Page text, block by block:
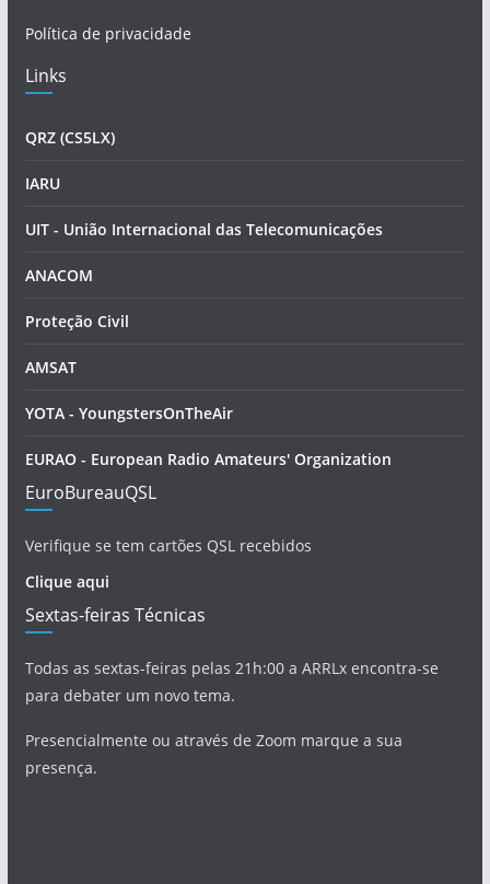
Política de privacidade
Links
QRZ (CS5LX)
IARU
UIT - União Internacional das Telecomunicações
ANACOM
Proteção Civil
AMSAT
YOTA - YoungstersOnTheAir
EURAO - European Radio Amateurs' Organization
EuroBureauQSL
Verifique se tem cartões QSL recebidos
Clique aqui
Sextas-feiras Técnicas
Todas as sextas-feiras pelas 21h:00 a ARRLx encontra-se
para debater um novo tema.
Presencialmente ou através de Zoom marque a sua
presença.